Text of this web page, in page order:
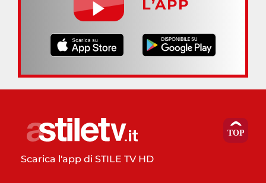
L’APP
Scarica l'app di STILE TV HD